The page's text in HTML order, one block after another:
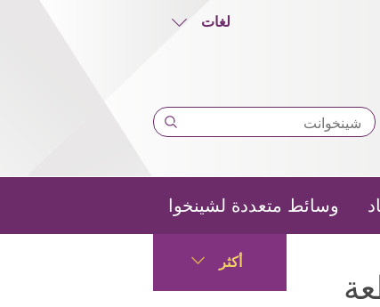
لغات
وسائط متعددة لشينخوا
أكثر